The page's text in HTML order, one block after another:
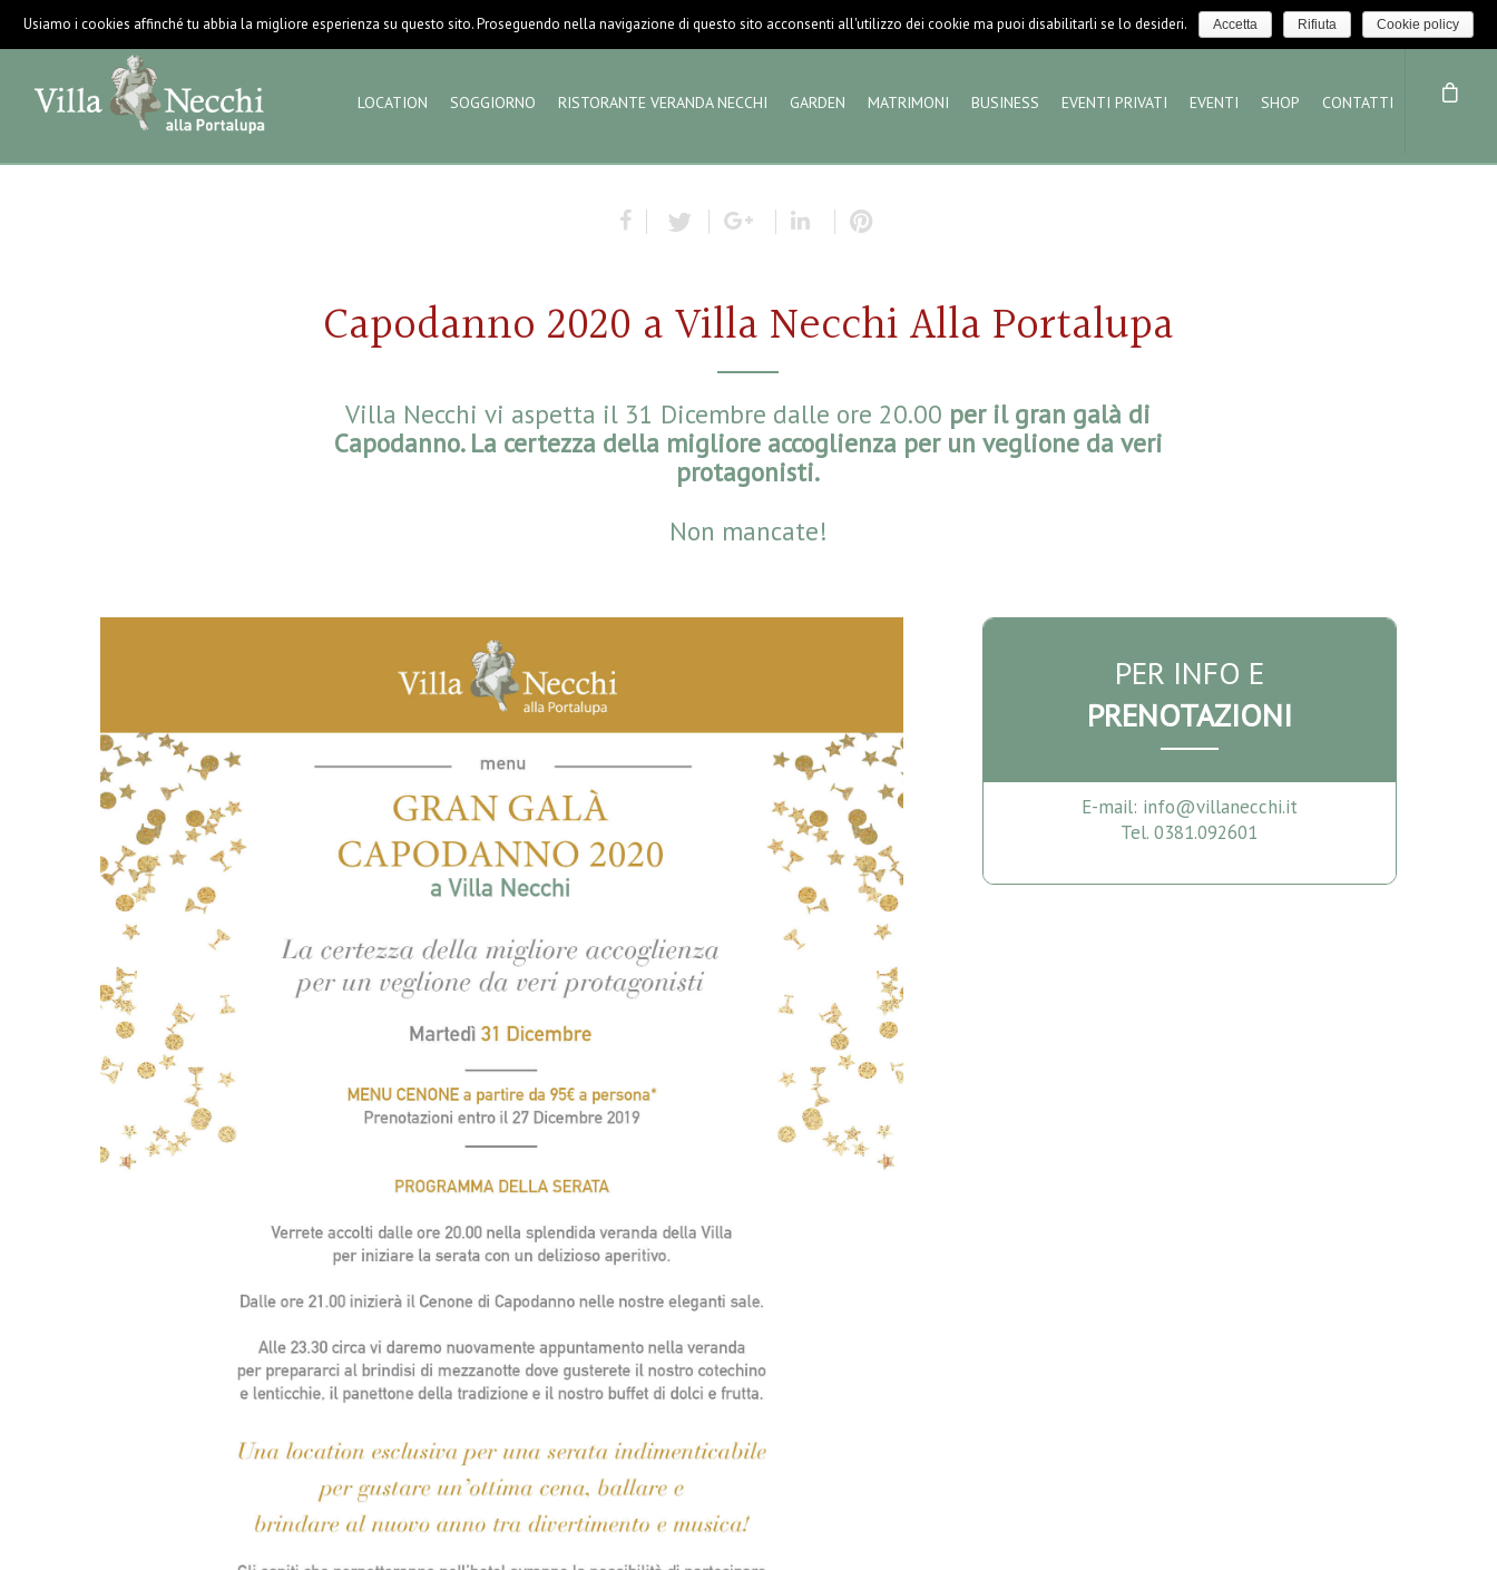
LOGIN / LOGOUT NEWS
LOCATION SOGGIORNO RISTORANTE VERANDA NECCHI GARDEN MATRIMONI BUSINESS EVENTI PRIVATI EVENTI SHOP CONTATTI
Capodanno 2020 a Villa Necchi Alla Portalupa
Villa Necchi vi aspetta il 31 Dicembre dalle ore 20.00 per il gran galà di
Capodanno. La certezza della migliore accoglienza per un veglione da veri
protagonisti.
Non mancate!
PER INFO E
PRENOTAZIONI
E-mail: info@villanecchi.it
Tel. 0381.092601
Usiamo i cookies affinché tu abbia la migliore esperienza su questo sito. Proseguendo nella navigazione di questo sito acconsenti all'utilizzo dei cookie ma puoi disabilitarli se lo desideri. Accetta Rifiuta Cookie policy